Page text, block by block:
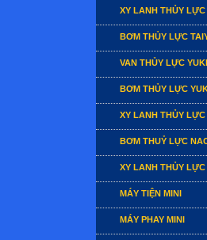
XY LANH THỦY LỰC
BƠM THỦY LỰC
VAN THỦY LỰC
BƠM THỦY LỰC
XY LANH THỦY LỰC
BƠM THUỶ LỰC
XY LANH THỦY
MÁY TIỆN MINI
MÁY PHAY MINI